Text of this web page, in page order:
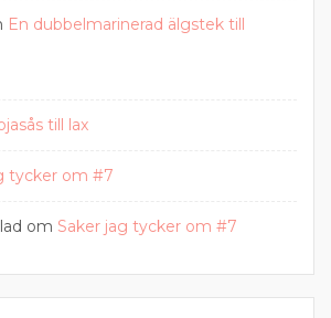
En dubbelmarinerad älgstek till
till lax
tycker om #7
om Saker jag tycker om #7